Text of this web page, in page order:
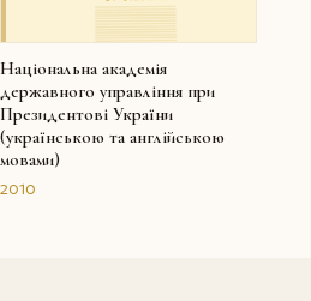
Національна академія
державного управління при
Президентові України
(українською та англійською
мовами)
2010